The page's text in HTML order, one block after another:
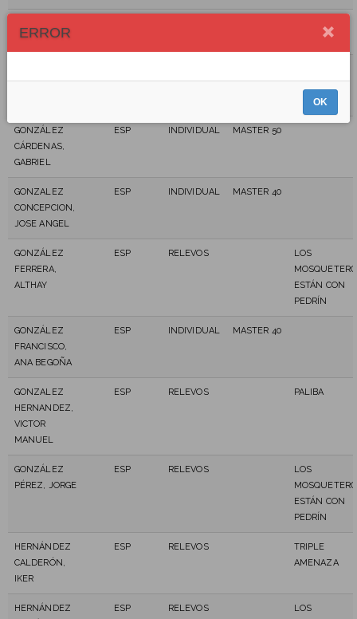
KARINA
GONZÁLEZ
CÁRDENAS,
GABRIEL
ESP INDIVIDUAL MASTER 50
GONZALEZ
CONCEPCION,
JOSE ANGEL
ESP INDIVIDUAL MASTER 40
GONZÁLEZ
FERRERA,
ALTHAY
ESP RELEVOS
LOS
ESTÁN CON
PEDRÍN
GONZÁLEZ
FRANCISCO,
ANA BEGOÑA
ESP INDIVIDUAL MASTER 40
GONZALEZ
HERNANDEZ,
VICTOR
MANUEL
ESP RELEVOS PALIBA
GONZÁLEZ
PÉREZ, JORGE
ESP RELEVOS
LOS
ESTÁN CON
PEDRÍN
HERNÁNDEZ
CALDERÓN,
IKER
ESP RELEVOS
TRIPLE
AMENAZA
HERNÁNDEZ
ESP RELEVOS
LOS
ERROR
OK